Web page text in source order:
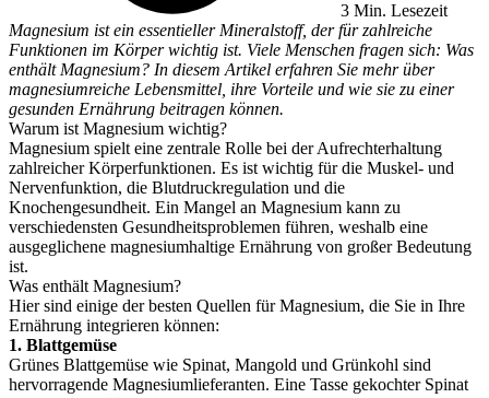
3 Min. Lesezeit
Magnesium ist ein essentieller Mineralstoff, der für zahlreiche
Funktionen im Körper wichtig ist. Viele Menschen fragen sich: Was
enthält Magnesium? In diesem Artikel erfahren Sie mehr über
magnesiumreiche Lebensmittel, ihre Vorteile und wie sie zu einer
gesunden Ernährung beitragen können.
Warum ist Magnesium wichtig?
Magnesium spielt eine zentrale Rolle bei der Aufrechterhaltung
zahlreicher Körperfunktionen. Es ist wichtig für die Muskel- und
Nervenfunktion, die Blutdruckregulation und die
Knochengesundheit. Ein Mangel an Magnesium kann zu
verschiedensten Gesundheitsproblemen führen, weshalb eine
ausgeglichene magnesiumhaltige Ernährung von großer Bedeutung
ist.
Was enthält Magnesium?
Hier sind einige der besten Quellen für Magnesium, die Sie in Ihre
Ernährung integrieren können:
1. Blattgemüse
Grünes Blattgemüse wie Spinat, Mangold und Grünkohl sind
hervorragende Magnesiumlieferanten. Eine Tasse gekochter Spinat